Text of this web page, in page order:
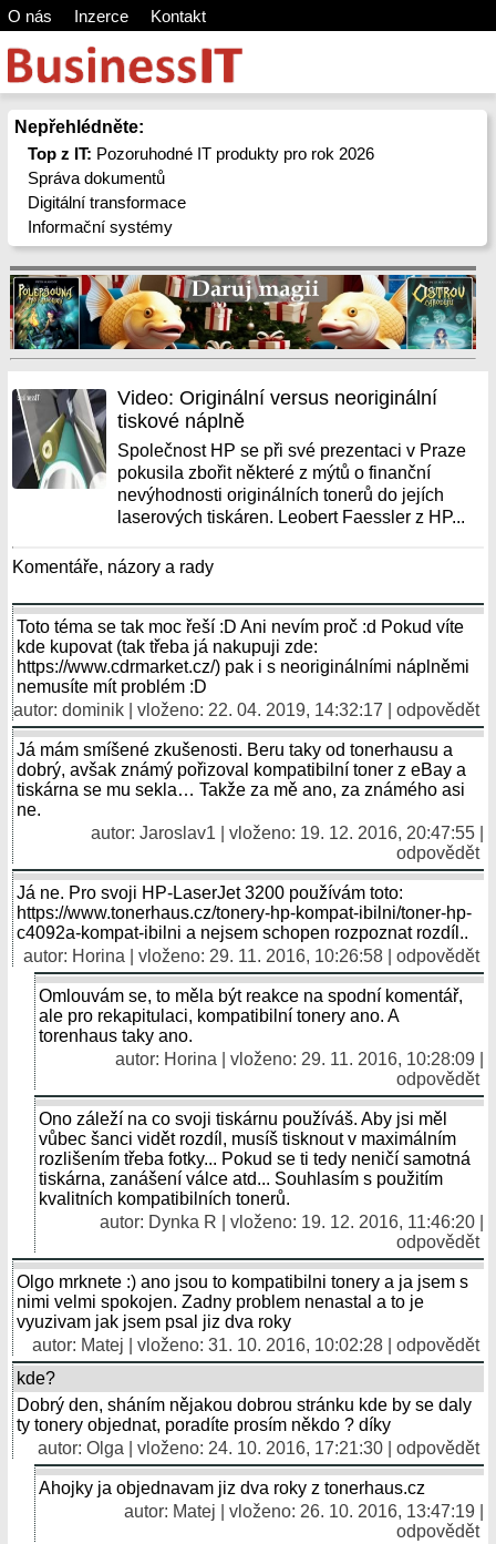
O nás Inzerce Kontakt
Nepřehlédněte:
Top z IT: Pozoruhodné IT produkty pro rok 2026
Správa dokumentů
Digitální transformace
Informační systémy
Video: Originální versus neoriginální
tiskové náplně
Společnost HP se při své prezentaci v Praze
pokusila zbořit některé z mýtů o finanční
nevýhodnosti originálních tonerů do jejích
laserových tiskáren. Leobert Faessler z HP...
Komentáře, názory a rady
Toto téma se tak moc řeší :D Ani nevím proč :d Pokud víte
kde kupovat (tak třeba já nakupuji zde:
https://www.cdrmarket.cz/) pak i s neoriginálními náplněmi
nemusíte mít problém :D
autor: dominik | vloženo: 22. 04. 2019, 14:32:17 | odpovědět
Já mám smíšené zkušenosti. Beru taky od tonerhausu a
dobrý, avšak známý pořizoval kompatibilní toner z eBay a
tiskárna se mu sekla… Takže za mě ano, za známého asi
ne.
autor: Jaroslav1 | vloženo: 19. 12. 2016, 20:47:55 |
odpovědět
Já ne. Pro svoji HP-LaserJet 3200 používám toto:
https://www.tonerhaus.cz/tonery-hp-kompat-ibilni/toner-hp-
c4092a-kompat-ibilni a nejsem schopen rozpoznat rozdíl..
autor: Horina | vloženo: 29. 11. 2016, 10:26:58 | odpovědět
Omlouvám se, to měla být reakce na spodní komentář,
ale pro rekapitulaci, kompatibilní tonery ano. A
torenhaus taky ano.
autor: Horina | vloženo: 29. 11. 2016, 10:28:09 |
odpovědět
Ono záleží na co svoji tiskárnu používáš. Aby jsi měl
vůbec šanci vidět rozdíl, musíš tisknout v maximálním
rozlišením třeba fotky... Pokud se ti tedy neničí samotná
tiskárna, zanášení válce atd... Souhlasím s použitím
kvalitních kompatibilních tonerů.
autor: Dynka R | vloženo: 19. 12. 2016, 11:46:20 |
odpovědět
Olgo mrknete :) ano jsou to kompatibilni tonery a ja jsem s
nimi velmi spokojen. Zadny problem nenastal a to je
vyuzivam jak jsem psal jiz dva roky
autor: Matej | vloženo: 31. 10. 2016, 10:02:28 | odpovědět
kde?
Dobrý den, sháním nějakou dobrou stránku kde by se daly
ty tonery objednat, poradíte prosím někdo ? díky
autor: Olga | vloženo: 24. 10. 2016, 17:21:30 | odpovědět
Ahojky ja objednavam jiz dva roky z tonerhaus.cz
autor: Matej | vloženo: 26. 10. 2016, 13:47:19 |
odpovědět